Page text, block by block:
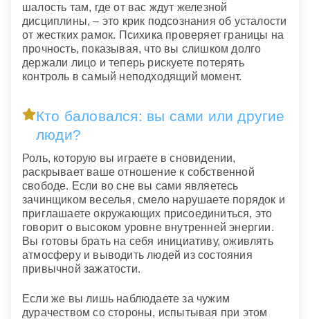
шалость там, где от вас ждут железной
дисциплины, – это крик подсознания об усталости
от жестких рамок. Психика проверяет границы на
прочность, показывая, что вы слишком долго
держали лицо и теперь рискуете потерять
контроль в самый неподходящий момент.
Кто баловался: вы сами или другие
люди?
Роль, которую вы играете в сновидении,
раскрывает ваше отношение к собственной
свободе. Если во сне вы сами являетесь
зачинщиком веселья, смело нарушаете порядок и
приглашаете окружающих присоединиться, это
говорит о высоком уровне внутренней энергии.
Вы готовы брать на себя инициативу, оживлять
атмосферу и выводить людей из состояния
привычной зажатости.
Если же вы лишь наблюдаете за чужим
дурачеством со стороны, испытывая при этом